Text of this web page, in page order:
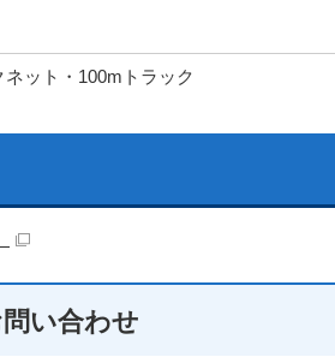
ネット・100mトラック
い合わせ